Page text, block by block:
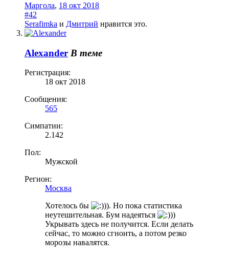
Маргола, 18 окт 2018
#42
Serafimka и Дмитрий нравится это.
Alexander В теме
Регистрация:
18 окт 2018
Сообщения:
565
Симпатии:
2.142
Пол:
Мужской
Регион:
Москва
Хотелось бы
)). Но пока статистика
неутешительная. Бум надеяться
))
Укрывать здесь не получится. Если делать
сейчас, то можно сгноить, а потом резко
морозы навалятся.